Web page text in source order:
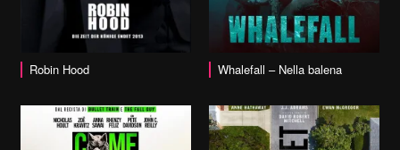
Robin Hood
vai alla scheda Whalefall – Nella balena